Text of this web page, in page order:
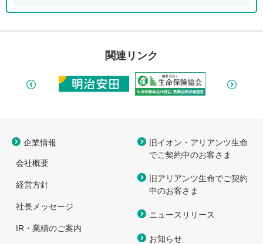
関連リンク
企業情報
会社概要
経営方針
社長メッセージ
IR・業績のご案内
旧イオン・アリアンツ生命
でご契約中のお客さま
旧アリアンツ生命でご契約
中のお客さま
ニュースリリース
お知らせ